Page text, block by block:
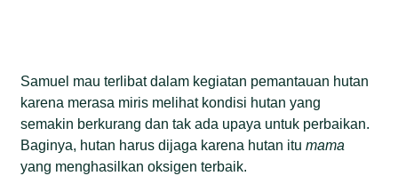
Samuel mau terlibat dalam kegiatan pemantauan hutan
karena merasa miris melihat kondisi hutan yang
semakin berkurang dan tak ada upaya untuk perbaikan.
Baginya, hutan harus dijaga karena hutan itumama
yang menghasilkan oksigen terbaik.